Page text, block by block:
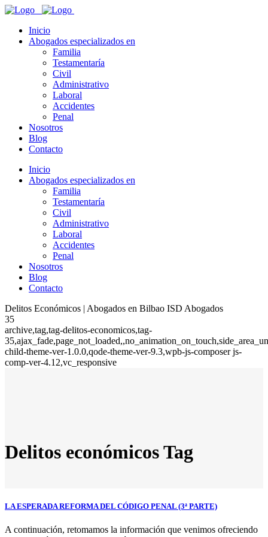
Inicio
Abogados especializados en
Familia
Testamentaría
Civil
Administrativo
Laboral
Accidentes
Penal
Nosotros
Blog
Contacto
Inicio
Abogados especializados en
Familia
Testamentaría
Civil
Administrativo
Laboral
Accidentes
Penal
Nosotros
Blog
Contacto
Delitos Económicos | Abogados en Bilbao ISD Abogados
35
archive,tag,tag-delitos-economicos,tag-
child-theme-ver-1.0.0,qode-theme-ver-9.3,wpb-js-composer js-
comp-ver-4.12,vc_responsive
Delitos económicos Tag
LA ESPERADA REFORMA DEL CÓDIGO PENAL (3ª PARTE)
A continuación, retomamos la información que venimos ofreciendo